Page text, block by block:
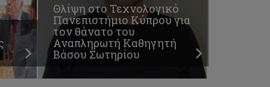
Θλίψη στο Τεχνολογικό
Πανεπιστήμιο Κύπρου για
τον θάνατο του
Αναπληρωτή Καθηγητή
Βάσου Σωτηρίου